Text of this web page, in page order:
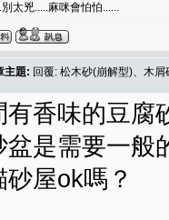
太兇.....麻咪會怕怕......
主題: 回覆: 松木砂(崩解型)、木
有香味的豆腐
盆是需要一般
砂屋ok嗎？